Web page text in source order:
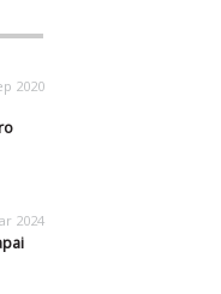
2020
2024